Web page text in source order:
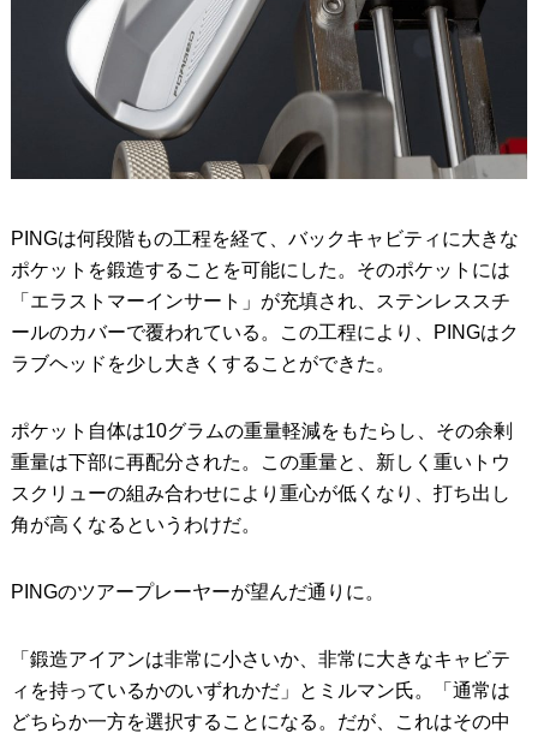
PINGは何段階もの工程を経て、バックキャビティに大きな
ポケットを鍛造することを可能にした。そのポケットには
「エラストマーインサート」が充填され、ステンレススチ
ールのカバーで覆われている。この工程により、PINGはク
ラブヘッドを少し大きくすることができた。
ポケット自体は10グラムの重量軽減をもたらし、その余剰
重量は下部に再配分された。この重量と、新しく重いトウ
スクリューの組み合わせにより重心が低くなり、打ち出し
角が高くなるというわけだ。
PINGのツアープレーヤーが望んだ通りに。
「鍛造アイアンは非常に小さいか、非常に大きなキャビテ
ィを持っているかのいずれかだ」とミルマン氏。「通常は
どちらか一方を選択することになる。だが、これはその中